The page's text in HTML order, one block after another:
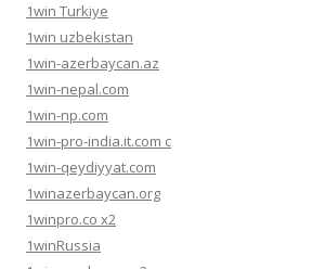
1win Turkiye
1win uzbekistan
1win-azerbaycan.az
1win-nepal.com
1win-np.com
1win-pro-india.it.com c
1win-qeydiyyat.com
1winazerbaycan.org
1winpro.co x2
1winRussia